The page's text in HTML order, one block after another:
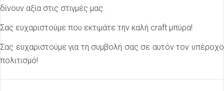
δίνουν αξία στις στιγμές μας.
Σας ευχαριστούμε που εκτιμάτε την καλή craft μπύρα!
Σας ευχαριστούμε για τη συμβολή σας σε αυτόν τον υπέροχο
πολιτισμό!